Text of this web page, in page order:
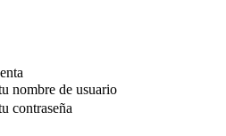
nombre de usuario
contraseña